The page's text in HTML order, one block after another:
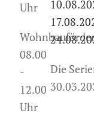
Uhr
08.00
-
12.00
Uhr
Die